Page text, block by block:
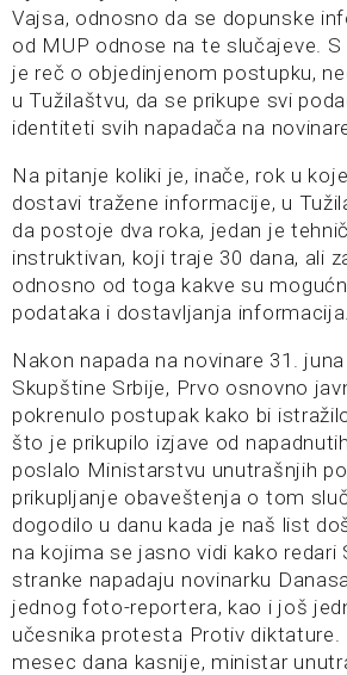
Vajsa, odnosno da se dopunske
od MUP odnose na te slučajeve.
je reč o objedinjenom postupku,
u Tužilaštvu, da se prikupe svi
identiteti svih napadača na
Na pitanje koliki je, inače, rok u
dostavi tražene informacije, u
da postoje dva roka, jedan je
instruktivan, koji traje 30 dana, ali
odnosno od toga kakve su
podataka i dostavljanja informacija.
Nakon napada na novinare 31.
Skupštine Srbije, Prvo osnovno
pokrenulo postupak kako bi
što je prikupilo izjave od
poslalo Ministarstvu unutrašnjih
prikupljanje obaveštenja o tom
dogodilo u danu kada je naš list
na kojima se jasno vidi kako redari
stranke napadaju novinarku
jednog foto-reportera, kao i još
učesnika protesta Protiv
mesec dana kasnije, ministar